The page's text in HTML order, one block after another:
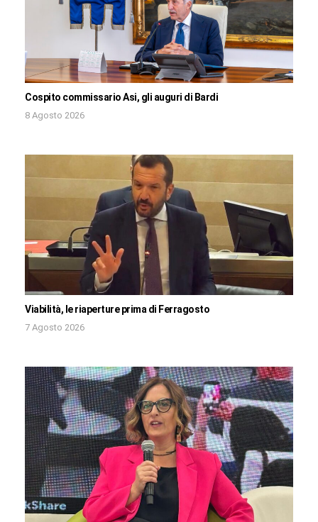
Cospito commissario Asi, gli auguri di Bardi
8 Agosto 2026
Viabilità, le riaperture prima di Ferragosto
7 Agosto 2026